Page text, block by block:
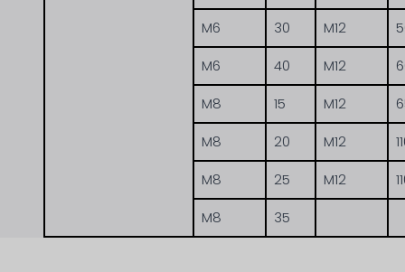
M6
30 M12
M6
40 M12
M8
15 M12
M8
20 M12
M8
25 M12
M8
35